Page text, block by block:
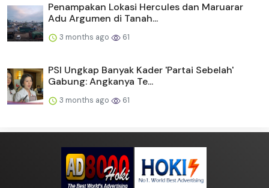
Penampakan Lokasi Hercules dan Maruarar
Adu Argumen di Tanah...
3 months ago 61
PSI Ungkap Banyak Kader 'Partai Sebelah'
Gabung: Angkanya Te...
3 months ago 61